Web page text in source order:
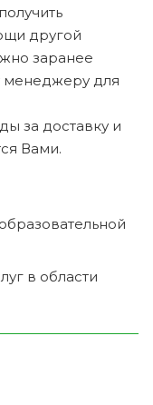
другой
заранее
менеджеру для
за доставку и
Вами.
в области